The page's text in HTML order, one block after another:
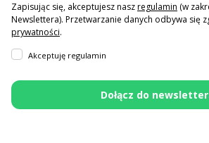
Zapisując się, akceptujesz naszregulamin (w
Newslettera). Przetwarzanie danych odbywa się
prywatności.
Akceptuję regulamin
Dołącz do